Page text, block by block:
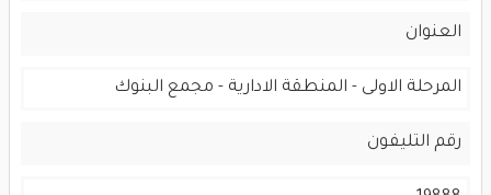
العنوان
المرحلة الاولى - المنطقة الادارية - مجمع البنوك
رقم التليفون